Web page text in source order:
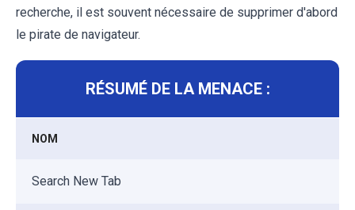
recherche, il est souvent nécessaire de supprimer d'abord
le pirate de navigateur.
RÉSUMÉ DE LA MENACE :
NOM
Search New Tab